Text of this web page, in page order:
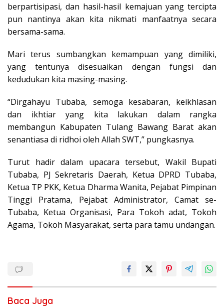
berpartisipasi, dan hasil-hasil kemajuan yang tercipta
pun nantinya akan kita nikmati manfaatnya secara
bersama-sama.
Mari terus sumbangkan kemampuan yang dimiliki,
yang tentunya disesuaikan dengan fungsi dan
kedudukan kita masing-masing.
“Dirgahayu Tubaba, semoga kesabaran, keikhlasan
dan ikhtiar yang kita lakukan dalam rangka
membangun Kabupaten Tulang Bawang Barat akan
senantiasa di ridhoi oleh Allah SWT,” pungkasnya.
Turut hadir dalam upacara tersebut, Wakil Bupati
Tubaba, PJ Sekretaris Daerah, Ketua DPRD Tubaba,
Ketua TP PKK, Ketua Dharma Wanita, Pejabat Pimpinan
Tinggi Pratama, Pejabat Administrator, Camat se-
Tubaba, Ketua Organisasi, Para Tokoh adat, Tokoh
Agama, Tokoh Masyarakat, serta para tamu undangan.
Baca Juga